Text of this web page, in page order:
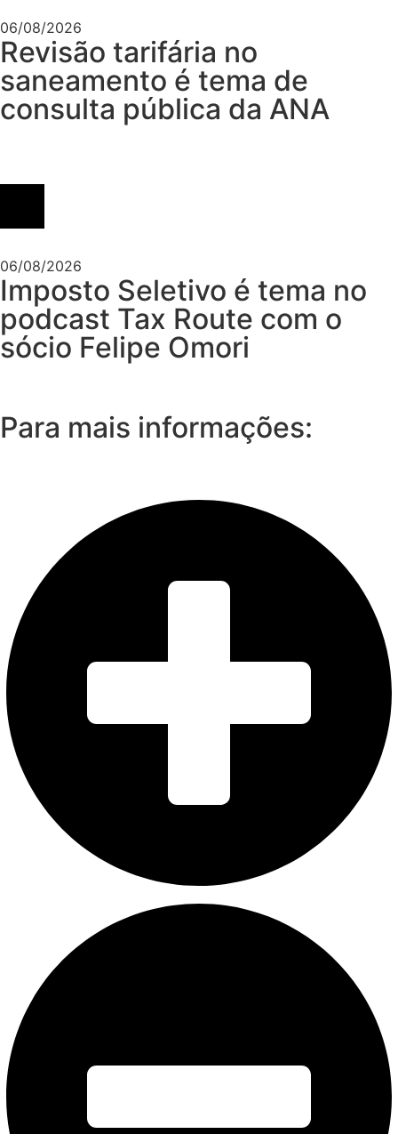
06/08/2026
Revisão tarifária no
saneamento é tema de
consulta pública da ANA
06/08/2026
Imposto Seletivo é tema no
podcast Tax Route com o
sócio Felipe Omori
Para mais informações: